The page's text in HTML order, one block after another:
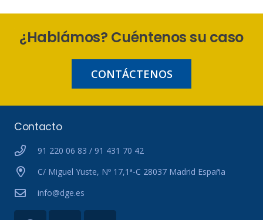
¿Hablámos? Cuéntenos su caso
CONTÁCTENOS
Contacto
91 220 06 83 / 91 431 70 42
C/ Miguel Yuste, Nº 17,1ª-C 28037 Madrid España
info@dge.es